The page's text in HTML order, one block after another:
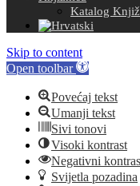
Katalog
Skip to content
Open toolbar
Povećaj tekst
Umanji tekst
Sivi tonovi
Visoki kontrast
Negativni
Svijetla pozadina